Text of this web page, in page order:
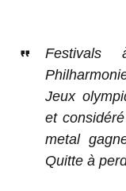
Jeux
et
metal
Quitte à